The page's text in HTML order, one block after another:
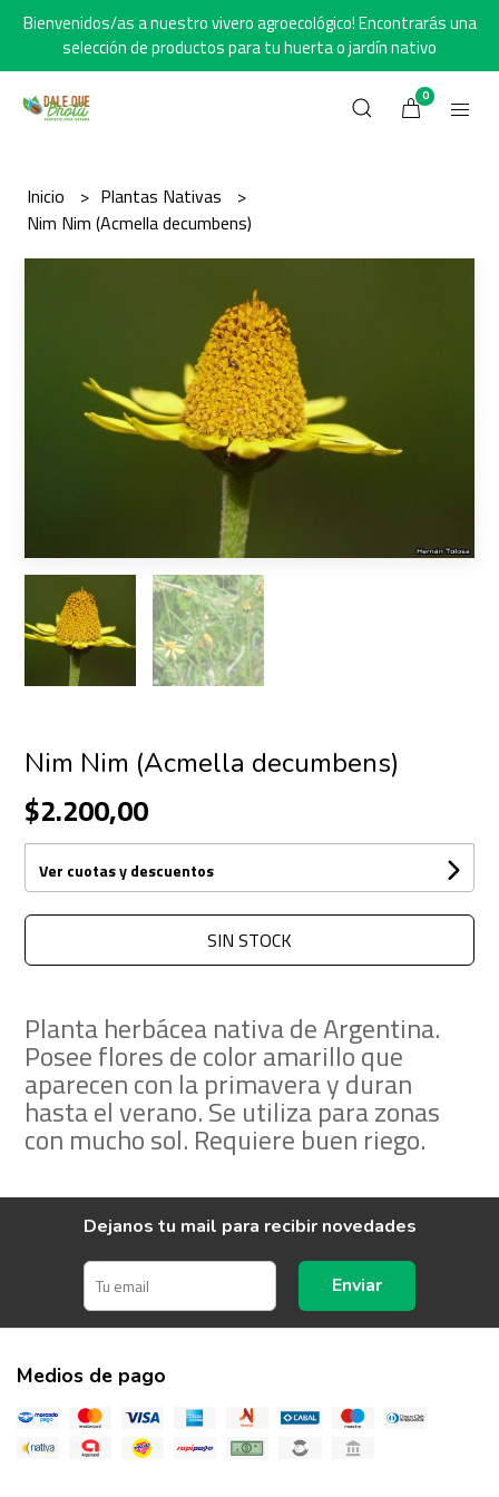
Bienvenidos/as a nuestro vivero agroecológico! Encontrarás una
selección de productos para tu huerta o jardín nativo
0
Inicio
Plantas Nativas
Nim Nim (Acmella decumbens)
Nim Nim (Acmella decumbens)
$2.200,00
Ver cuotas y descuentos
SIN STOCK
Planta herbácea nativa de Argentina.
Posee flores de color amarillo que
aparecen con la primavera y duran
hasta el verano. Se utiliza para zonas
con mucho sol. Requiere buen riego.
Dejanos tu mail para recibir novedades
Enviar
Medios de pago